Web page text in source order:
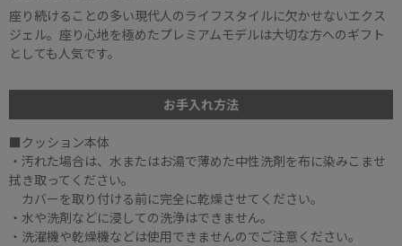
座り続けることの多い現代人のライフスタイルに欠かせないエクス
ジェル。座り心地を極めたプレミアムモデルは大切な方へのギフト
としても人気です。
お手入れ方法
■クッション本体
・汚れた場合は、水またはお湯で薄めた中性洗剤を布に染みこませ
拭き取ってください。
カバーを取り付ける前に完全に乾燥させてください。
・水や洗剤などに浸しての洗浄はできません。
・洗濯機や乾燥機などは使用できませんのでご注意ください。